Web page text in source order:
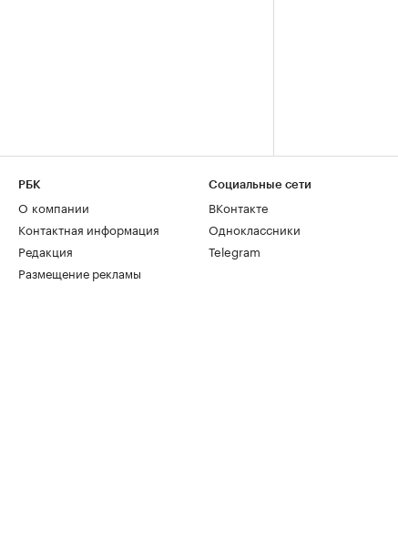
РБК
О компании
Контактная информация
Редакция
Размещение рекламы
Социальные сети
ВКонтакте
Одноклассники
Telegram